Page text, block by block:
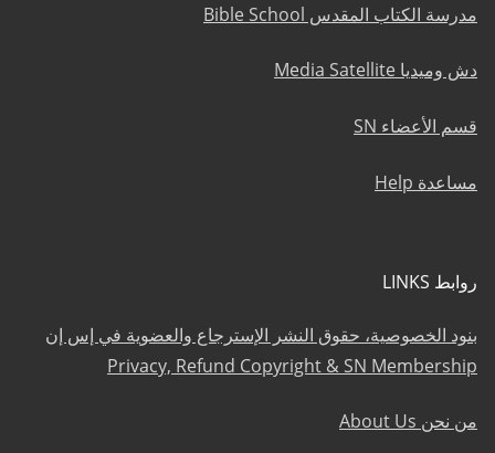
مدرسة الكتاب المقدس Bible School
دش وميديا Media Satellite
قسم الأعضاء SN
مساعدة Help
روابط LINKS
بنود الخصوصية، حقوق النشر الإسترجاع والعضوية في إس إن
Privacy, Refund Copyright & SN Membership
من نحن About Us